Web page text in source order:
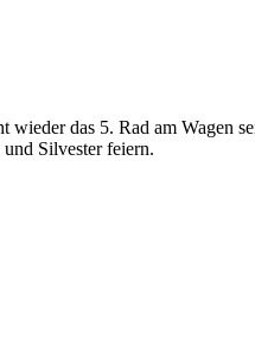
das 5. Rad am Wagen
Silvester feiern.